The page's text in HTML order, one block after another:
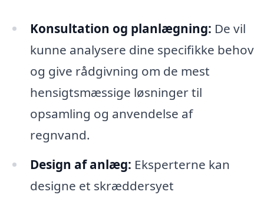
Konsultation og planlægning: De vil
kunne analysere dine specifikke behov
og give rådgivning om de mest
hensigtsmæssige løsninger til
opsamling og anvendelse af
regnvand.
Design af anlæg: Eksperterne kan
designe et skræddersyet